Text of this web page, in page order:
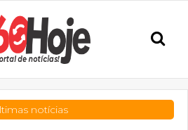
notícias